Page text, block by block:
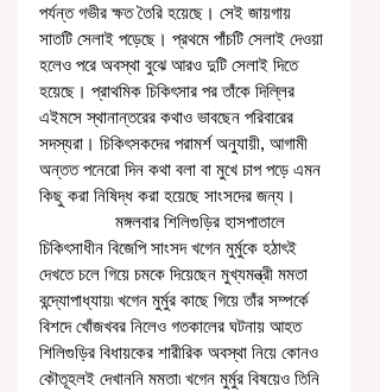
পর্যন্ত গভীর ক্ষত তৈরি হয়েছে। সেই জায়গায়
সাতটি সেলাই পড়েছে। প্রথমে পাঁচটি সেলাই দেওয়া
হলেও পরে অবস্থা বুঝে আরও দুটি সেলাই দিতে
হয়েছে। প্রাথমিক চিকিৎসার পর তাঁকে দিল্লির
এইমসে স্থানান্তরের কথাও ভাবছেন পরিবারের
সদস্যরা। চিকিৎসকদের পরামর্শ অনুযায়ী, আগামী
অন্তত পনেরো দিন কথা বলা বা মুখে চাপ পড়ে এমন
কিছু করা নিষিদ্ধ করা হয়েছে সাংসদের জন্য।
চিকিৎসাধীন বিজেপি সাংসদ খগেন মুর্মুকে হঠাৎই
দেখতে চলে গিয়ে চমকে দিয়েছেন মুখ্যমন্ত্রী মমতা
বন্দ্যোপাধ্যায়৷ খগেন মুর্মুর কাছে গিয়ে তাঁর সম্পর্কে
বিশদে খোঁজখবর নিলেও গতকালের ঘটনায় আহত
শিলিগুড়ির বিধায়কের শারীরিক অবস্থা নিয়ে কোনও
কৌতূহলই দেখাননি মমতা৷ খগেন মুর্মুর বিষয়েও তিনি